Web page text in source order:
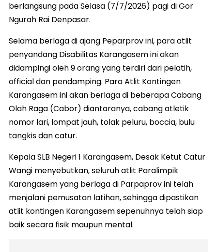
berlangsung pada Selasa (7/7/2026) pagi di Gor
Ngurah Rai Denpasar.
Selama berlaga di ajang Peparprov ini, para atlit
penyandang Disabilitas Karangasem ini akan
didampingi oleh 9 orang yang terdiri dari pelatih,
official dan pendamping. Para Atlit Kontingen
Karangasem ini akan berlaga di beberapa Cabang
Olah Raga (Cabor) diantaranya, cabang atletik
nomor lari, lompat jauh, tolak peluru, boccia, bulu
tangkis dan catur.
Kepala SLB Negeri 1 Karangasem, Desak Ketut Catur
Wangi menyebutkan, seluruh atlit Paralimpik
Karangasem yang berlaga di Parpaprov ini telah
menjalani pemusatan latihan, sehingga dipastikan
atlit kontingen Karangasem sepenuhnya telah siap
baik secara fisik maupun mental.